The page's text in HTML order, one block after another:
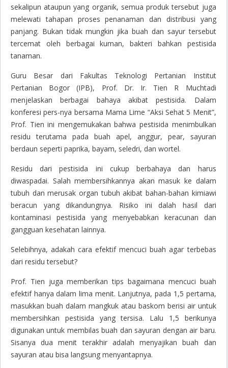
sekalipun ataupun yang organik, semua produk tersebut juga
melewati tahapan proses penanaman dan distribusi yang
panjang. Bukan tidak mungkin jika buah dan sayur tersebut
tercemat oleh berbagai kuman, bakteri bahkan pestisida
tanaman.
Guru Besar dari Fakultas Teknologi Pertanian Institut
Pertanian Bogor (IPB), Prof. Dr. Ir. Tien R Muchtadi
menjelaskan berbagai bahaya akibat pestisida. Dalam
konferesi pers-nya bersama Mama Lime “Aksi Sehat 5 Menit”,
Prof. Tien ini mengemukakan bahwa pestisida menimbulkan
residu terutama pada buah apel, anggur, pear, sayuran
berdaun seperti paprika, bayam, seledri, dan wortel.
Residu dari pestisida ini cukup berbahaya dan harus
diwaspadai. Salah membersihkannya akan masuk ke dalam
tubuh dan merusak organ tubuh akibat bahan-bahan kimiawi
beracun yang dikandungnya. Risiko ini dalah hasil dari
kontaminasi pestisida yang menyebabkan keracunan dan
gangguan kesehatan lainnya.
Selebihnya, adakah cara efektif mencuci buah agar terbebas
dari residu tersebut?
Prof. Tien juga memberikan tips bagaimana mencuci buah
efektif hanya dalam lima menit. Lanjutnya, pada 1,5 pertama,
masukkan buah dalam mangkuk atau baskom berisi air untuk
membersihkan pestisida yang tersisa. Lalu 1,5 berikunya
digunakan untuk membilas buah dan sayuran dengan air baru.
Sisanya dua menit terakhir adalah menyajikan buah dan
sayuran atau bisa langsung menyantapnya.